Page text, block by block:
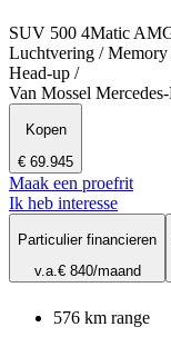
SUV 500 4Matic
Luchtvering / Memory
Head-up /
Van Mossel
Kopen
€ 69.945
Maak een proefrit
Ik heb interesse
Particulier financieren
v.a.€ 840/maand
576 km range